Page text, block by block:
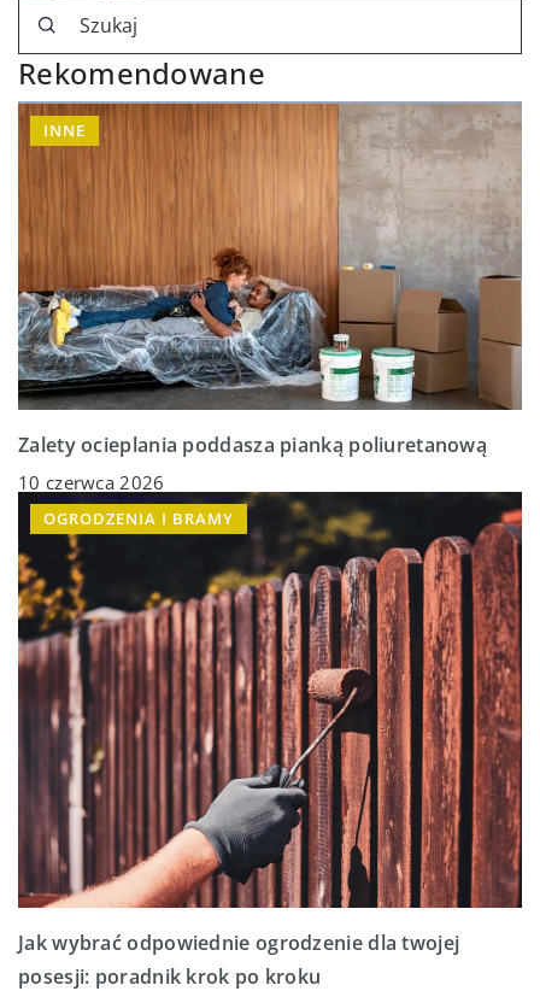
Rekomendowane
INNE
Zalety ocieplania poddasza pianką poliuretanową
10 czerwca 2026
OGRODZENIA I BRAMY
Jak wybrać odpowiednie ogrodzenie dla twojej
posesji: poradnik krok po kroku